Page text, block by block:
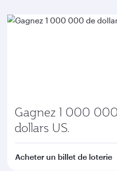
Gagnez 1 000
dollars US.
Acheter un billet de loterie